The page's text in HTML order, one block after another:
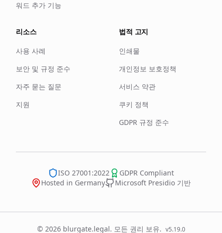
워드 추가 기능
리소스
사용 사례
보안 및 규정 준수
자주 묻는 질문
지원
법적 고지
인쇄물
개인정보 보호정책
서비스 약관
쿠키 정책
GDPR 규정 준수
ISO 27001:2022
GDPR Compliant
Hosted in Germany
Microsoft Presidio 기반
© 2026 blurgate.legal. 모든 권리 보유. v5.19.0